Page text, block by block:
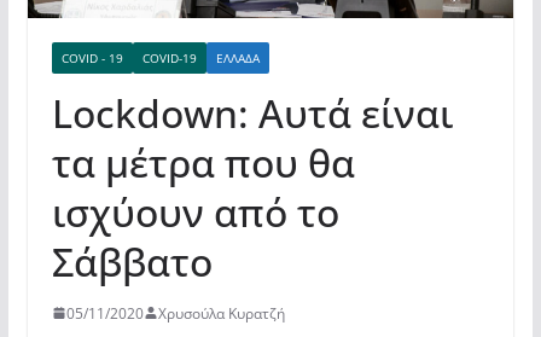
COVID - 19 COVID-19 ΕΛΛΆΔΑ
Lockdown: Αυτά είναι
τα μέτρα που θα
ισχύουν από το
Σάββατο
05/11/2020 Χρυσούλα Κυρατζή